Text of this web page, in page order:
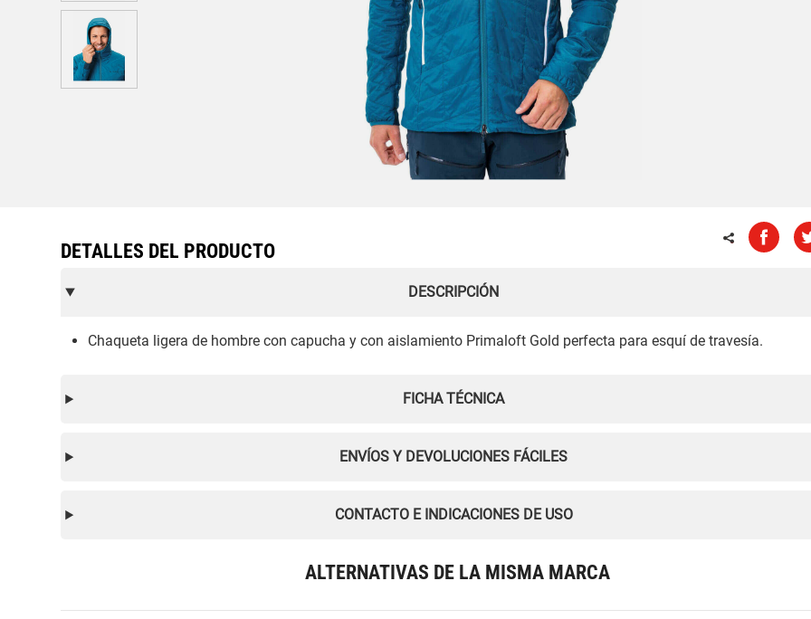
DETALLES DEL PRODUCTO
DESCRIPCIÓN
Chaqueta ligera de hombre con capucha y con aislamiento Primaloft Gold perfecta para esquí de travesía.
FICHA TÉCNICA
ENVÍOS Y DEVOLUCIONES FÁCILES
CONTACTO E INDICACIONES DE USO
ALTERNATIVAS DE LA MISMA MARCA